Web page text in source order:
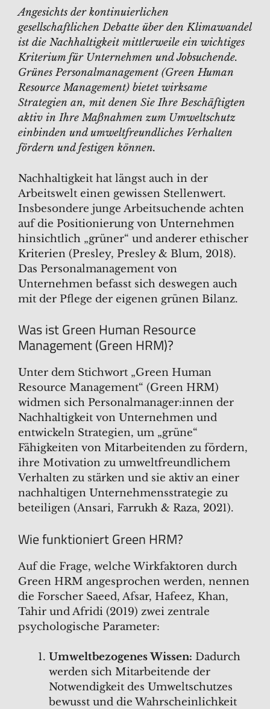
Angesichts der kontinuierlichen
gesellschaftlichen Debatte über den Klimawandel
ist die Nachhaltigkeit mittlerweile ein wichtiges
Kriterium für Unternehmen und Jobsuchende.
Grünes Personalmanagement (Green Human
Resource Management) bietet wirksame
Strategien an, mit denen Sie Ihre Beschäftigten
aktiv in Ihre Maßnahmen zum Umweltschutz
einbinden und umweltfreundliches Verhalten
fördern und festigen können.
Nachhaltigkeit hat längst auch in der
Arbeitswelt einen gewissen Stellenwert.
Insbesondere junge Arbeitsuchende achten
auf die Positionierung von Unternehmen
hinsichtlich „grüner“ und anderer ethischer
Kriterien (Presley, Presley & Blum, 2018).
Das Personalmanagement von
Unternehmen befasst sich deswegen auch
mit der Pflege der eigenen grünen Bilanz.
Was ist Green Human Resource
Management (Green HRM)?
Unter dem Stichwort „Green Human
Resource Management“ (Green HRM)
widmen sich Personalmanager:innen der
Nachhaltigkeit von Unternehmen und
entwickeln Strategien, um „grüne“
Fähigkeiten von Mitarbeitenden zu fördern,
ihre Motivation zu umweltfreundlichem
Verhalten zu stärken und sie aktiv an einer
nachhaltigen Unternehmensstrategie zu
beteiligen (Ansari, Farrukh & Raza, 2021).
Wie funktioniert Green HRM?
Auf die Frage, welche Wirkfaktoren durch
Green HRM angesprochen werden, nennen
die Forscher Saeed, Afsar, Hafeez, Khan,
Tahir und Afridi (2019) zwei zentrale
psychologische Parameter:
Umweltbezogenes Wissen: Dadurch
werden sich Mitarbeitende der
Notwendigkeit des Umweltschutzes
bewusst und die Wahrscheinlichkeit